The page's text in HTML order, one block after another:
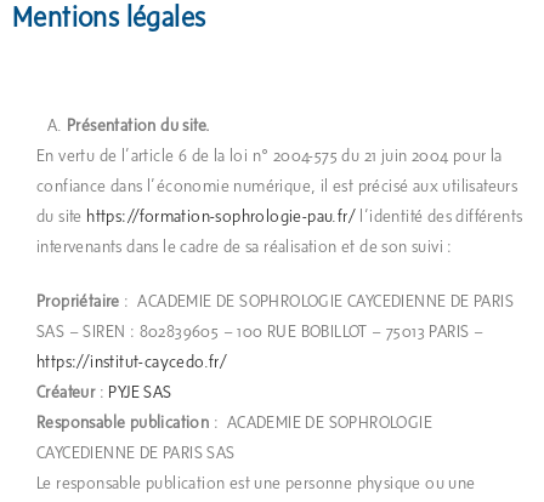
Mentions légales
Présentation du site.
En vertu de l’article 6 de la loi n° 2004-575 du 21 juin 2004 pour la
confiance dans l’économie numérique, il est précisé aux utilisateurs
du site https://formation-sophrologie-pau.fr/ l’identité des différents
intervenants dans le cadre de sa réalisation et de son suivi :
Propriétaire : ACADEMIE DE SOPHROLOGIE CAYCEDIENNE DE PARIS
SAS – SIREN : 802839605 – 100 RUE BOBILLOT – 75013 PARIS –
https://institut-caycedo.fr/
Créateur: PYJE SAS
Responsable publication : ACADEMIE DE SOPHROLOGIE
CAYCEDIENNE DE PARIS SAS
Le responsable publication est une personne physique ou une